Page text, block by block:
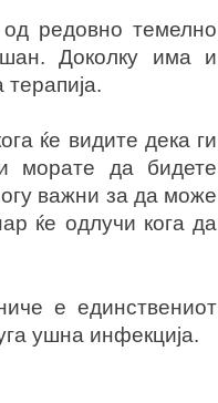
редовно темелно
Доколку има и
ќе видите дека ги
морате да бидете
важни за да може
ќе одлучи кога да
е единствениот
ушна инфекција.